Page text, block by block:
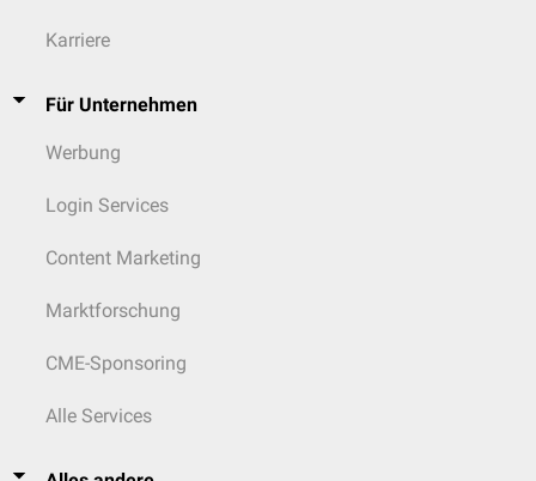
Karriere
Für Unternehmen
Werbung
Login Services
Content Marketing
Marktforschung
CME-Sponsoring
Alle Services